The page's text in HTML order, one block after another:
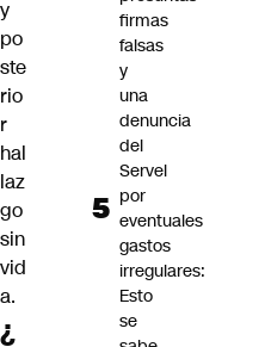
y
po
ste
rio
r
hal
laz
go
sin
vid
a.
¿
firmas
falsas
y
una
denuncia
del
Servel
por
eventuales
gastos
irregulares:
Esto
se